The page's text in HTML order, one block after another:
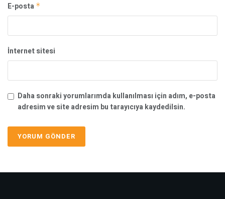
E-posta *
İnternet sitesi
Daha sonraki yorumlarımda kullanılması için adım, e-posta
adresim ve site adresim bu tarayıcıya kaydedilsin.